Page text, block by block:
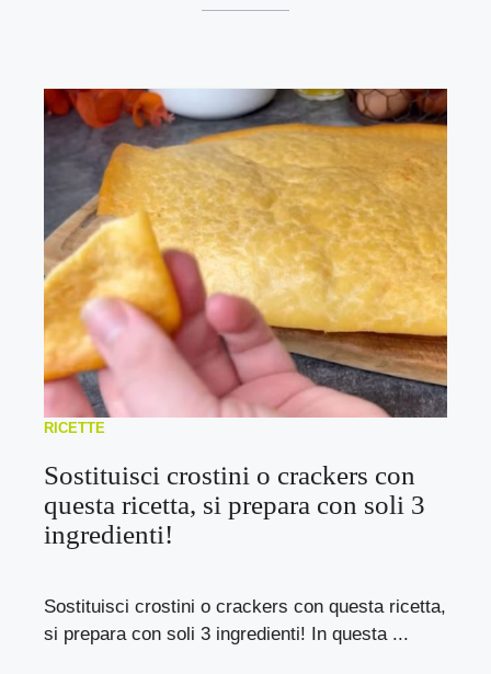
RICETTE
Sostituisci crostini o crackers con
questa ricetta, si prepara con soli 3
ingredienti!
Sostituisci crostini o crackers con questa ricetta,
si prepara con soli 3 ingredienti! In questa ...